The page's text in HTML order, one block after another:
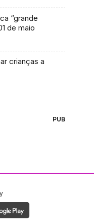
“grande
de maio
crianças a
PUB